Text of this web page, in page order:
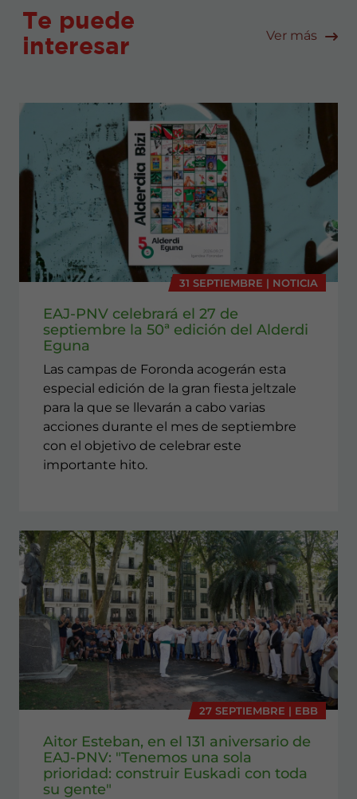
Te puede
interesar
Ver más
31 SEPTIEMBRE | NOTICIA
EAJ-PNV celebrará el 27 de
septiembre la 50ª edición del Alderdi
Eguna
Las campas de Foronda acogerán esta
especial edición de la gran fiesta jeltzale
para la que se llevarán a cabo varias
acciones durante el mes de septiembre
con el objetivo de celebrar este
importante hito.
27 SEPTIEMBRE | EBB
Aitor Esteban, en el 131 aniversario de
EAJ-PNV: "Tenemos una sola
prioridad: construir Euskadi con toda
su gente"